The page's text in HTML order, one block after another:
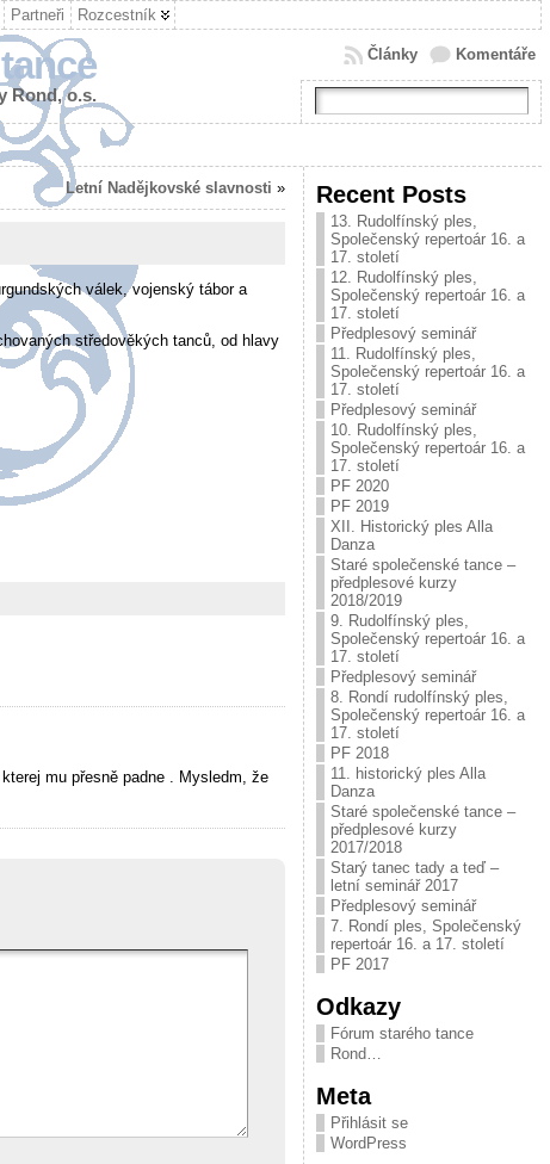
Partneři Rozcestník
Rond, o.s.
Komentáře
Články
Letní Nadějkovské slavnosti »
válek, vojenský tábor a
středověkých tanců, od hlavy
mu přesně padne . Mysledm, že
Recent Posts
13. Rudolfínský ples,
Společenský repertoár 16. a
17. století
12. Rudolfínský ples,
Společenský repertoár 16. a
17. století
Předplesový seminář
11. Rudolfínský ples,
Společenský repertoár 16. a
17. století
Předplesový seminář
10. Rudolfínský ples,
Společenský repertoár 16. a
17. století
PF 2020
PF 2019
XII. Historický ples Alla
Danza
Staré společenské tance –
předplesové kurzy
2018/2019
9. Rudolfínský ples,
Společenský repertoár 16. a
17. století
Předplesový seminář
8. Rondí rudolfínský ples,
Společenský repertoár 16. a
17. století
PF 2018
11. historický ples Alla
Danza
Staré společenské tance –
předplesové kurzy
2017/2018
Starý tanec tady a teď –
letní seminář 2017
Předplesový seminář
7. Rondí ples, Společenský
repertoár 16. a 17. století
PF 2017
Odkazy
Fórum starého tance
Rond…
Meta
Přihlásit se
WordPress